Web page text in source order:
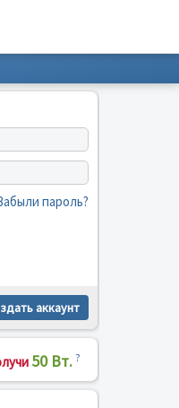
пароль?
аккаунт
50 Вт. ?